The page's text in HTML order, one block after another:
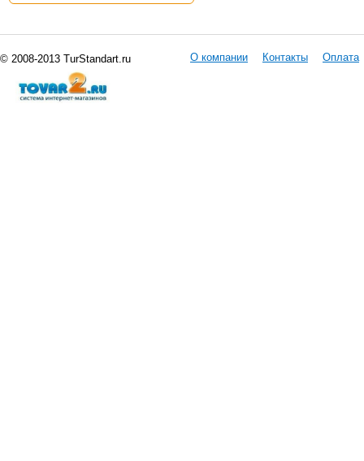
© 2008-2013 TurStandart.ru О компании Контакты Оплата